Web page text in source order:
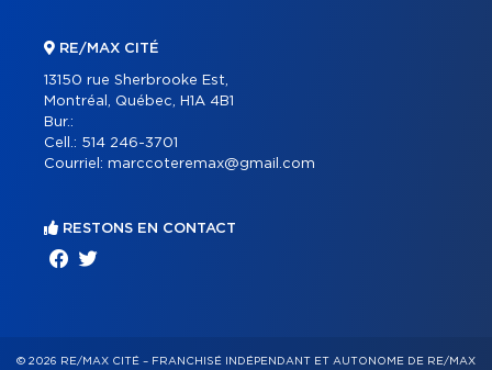
RE/MAX CITÉ
13150 rue Sherbrooke Est,
Montréal, Québec, H1A 4B1
Bur.:
Cell.: 514 246-3701
Courriel: marccoteremax@gmail.com
RESTONS EN CONTACT
© 2026 RE/MAX CITÉ – FRANCHISÉ INDÉPENDANT ET AUTONOME DE RE/MAX